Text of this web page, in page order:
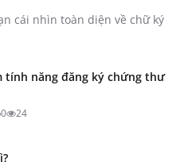
cái nhìn toàn diện về chữ ký
tính năng đăng ký chứng thư
0 24